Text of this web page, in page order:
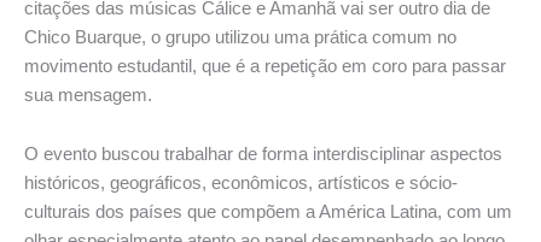
citações das músicas Cálice e Amanhã vai ser outro dia de
Chico Buarque, o grupo utilizou uma prática comum no
movimento estudantil, que é a repetição em coro para passar
sua mensagem.
O evento buscou trabalhar de forma interdisciplinar aspectos
históricos, geográficos, econômicos, artísticos e sócio-
culturais dos países que compõem a América Latina, com um